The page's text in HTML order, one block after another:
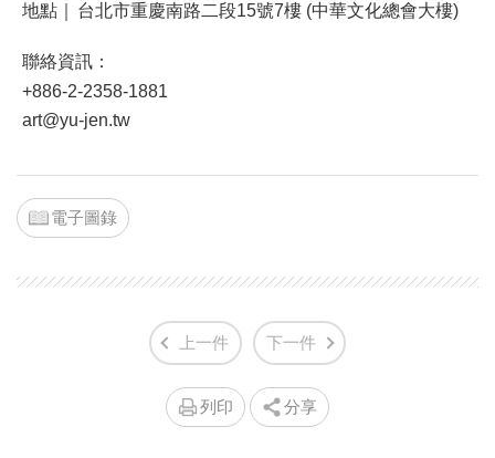
地點｜
台北市重慶南路二段15號7樓 (中華文化總會大樓)
聯絡資訊：
+886-2-2358-1881
art@yu-jen.tw
電子圖錄
上一件 下一件
列印 分享